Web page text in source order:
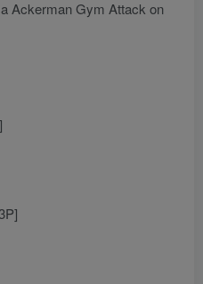
Ackerman Gym Attack on